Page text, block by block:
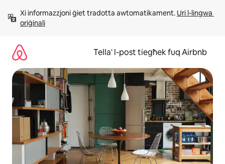
għall-
kontenut
Xi informazzjoni ġiet tradotta awtomatikament. Uri l-lingwa
oriġinali
Tella' l-post tiegħek fuq Airbnb